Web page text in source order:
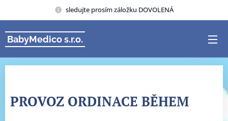
sledujte prosím záložku DOVOLENÁ
BabyMedico s.r.o.
PROVOZ ORDINACE BĚHEM